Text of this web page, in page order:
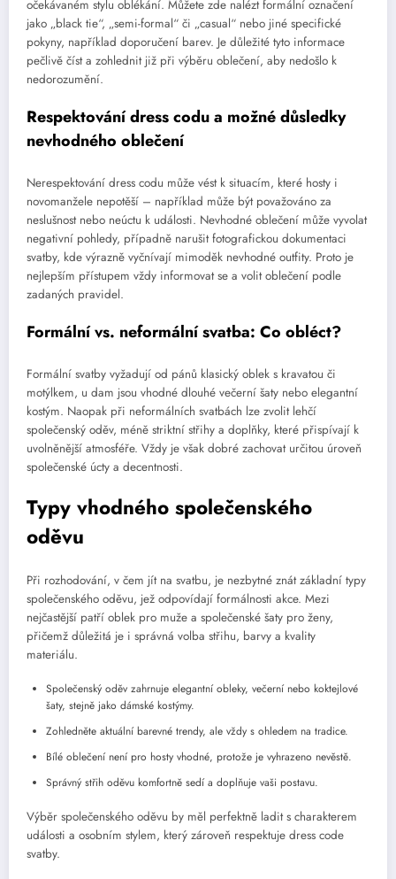
očekávaném stylu oblékání. Můžete zde nalézt formální označení
jako „black tie“, „semi-formal“ či „casual“ nebo jiné specifické
pokyny, například doporučení barev. Je důležité tyto informace
pečlivě číst a zohlednit již při výběru oblečení, aby nedošlo k
nedorozumění.
Respektování dress codu a možné důsledky
nevhodného oblečení
Nerespektování dress codu může vést k situacím, které hosty i
novomanžele nepotěší – například může být považováno za
neslušnost nebo neúctu k události. Nevhodné oblečení může vyvolat
negativní pohledy, případně narušit fotografickou dokumentaci
svatby, kde výrazně vyčnívají mimoděk nevhodné outfity. Proto je
nejlepším přístupem vždy informovat se a volit oblečení podle
zadaných pravidel.
Formální vs. neformální svatba: Co obléct?
Formální svatby vyžadují od pánů klasický oblek s kravatou či
motýlkem, u dam jsou vhodné dlouhé večerní šaty nebo elegantní
kostým. Naopak při neformálních svatbách lze zvolit lehčí
společenský oděv, méně striktní střihy a doplňky, které přispívají k
uvolněnější atmosféře. Vždy je však dobré zachovat určitou úroveň
společenské úcty a decentnosti.
Typy vhodného společenského
oděvu
Při rozhodování, v čem jít na svatbu, je nezbytné znát základní typy
společenského oděvu, jež odpovídají formálnosti akce. Mezi
nejčastější patří oblek pro muže a společenské šaty pro ženy,
přičemž důležitá je i správná volba střihu, barvy a kvality
materiálu.
Společenský oděv zahrnuje elegantní obleky, večerní nebo koktejlové
šaty, stejně jako dámské kostýmy.
Zohledněte aktuální barevné trendy, ale vždy s ohledem na tradice.
Bílé oblečení není pro hosty vhodné, protože je vyhrazeno nevěstě.
Správný střih oděvu komfortně sedí a doplňuje vaši postavu.
Výběr společenského oděvu by měl perfektně ladit s charakterem
události a osobním stylem, který zároveň respektuje dress code
svatby.